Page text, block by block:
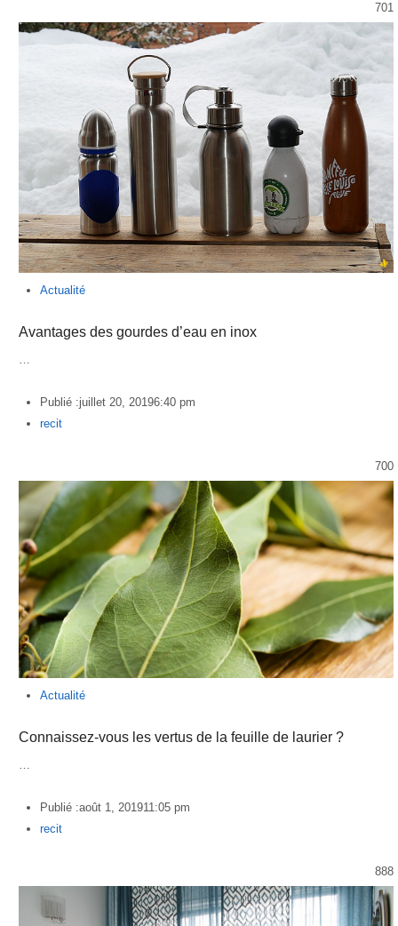
701
Actualité
Avantages des gourdes d’eau en inox
Publié :juillet 20, 20196:40 pm
Author
recit
700
Actualité
Connaissez-vous les vertus de la feuille de laurier ?
Publié :août 1, 201911:05 pm
Author
recit
888